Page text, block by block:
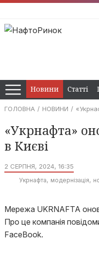
Новини Статті
ГОЛОВНА НОВИНИ
«Укрнафта»
в Києві
2 СЕРПНЯ, 2024, 16:35
Укрнафта модернізація
Мережа UKRNAFTA
Про це компанія
FaceBook.